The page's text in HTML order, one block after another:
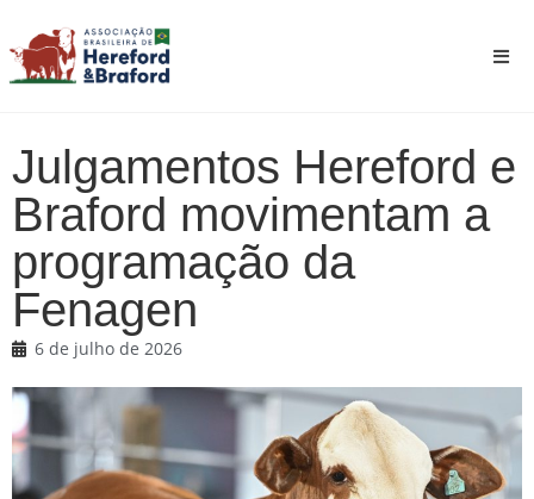
Julgamentos Hereford e
Braford movimentam a
programação da
Fenagen
6 de julho de 2026